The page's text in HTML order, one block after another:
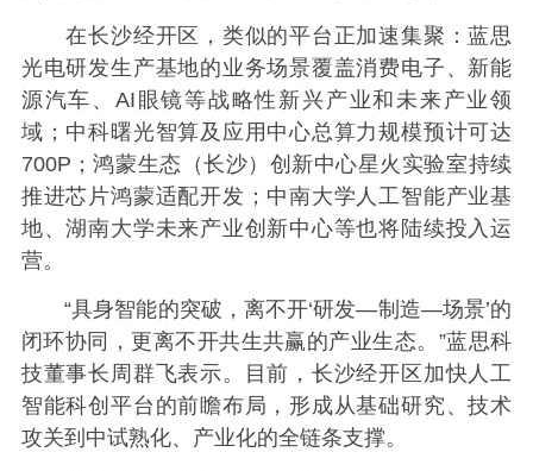
在长沙经开区，类似的平台正加速集聚：蓝思
光电研发生产基地的业务场景覆盖消费电子、新能
源汽车、AI眼镜等战略性新兴产业和未来产业领
域；中科曙光智算及应用中心总算力规模预计可达
700P；鸿蒙生态（长沙）创新中心星火实验室持续
推进芯片鸿蒙适配开发；中南大学人工智能产业基
地、湖南大学未来产业创新中心等也将陆续投入运
营。
“具身智能的突破，离不开‘研发—制造—场景’的
闭环协同，更离不开共生共赢的产业生态。”蓝思科
技董事长周群飞表示。目前，长沙经开区加快人工
智能科创平台的前瞻布局，形成从基础研究、技术
攻关到中试熟化、产业化的全链条支撑。